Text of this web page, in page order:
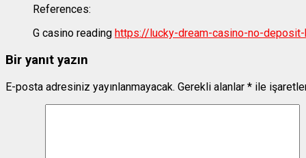
References:
G casino reading https://lucky-dream-casino-no-
Bir yanıt yazın
E-posta adresiniz yayınlanmayacak. Gerekli alanlar * ile